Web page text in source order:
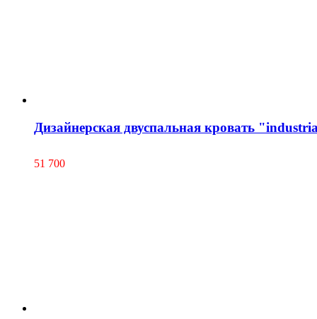
Дизайнерская двуспальная кровать
51 700